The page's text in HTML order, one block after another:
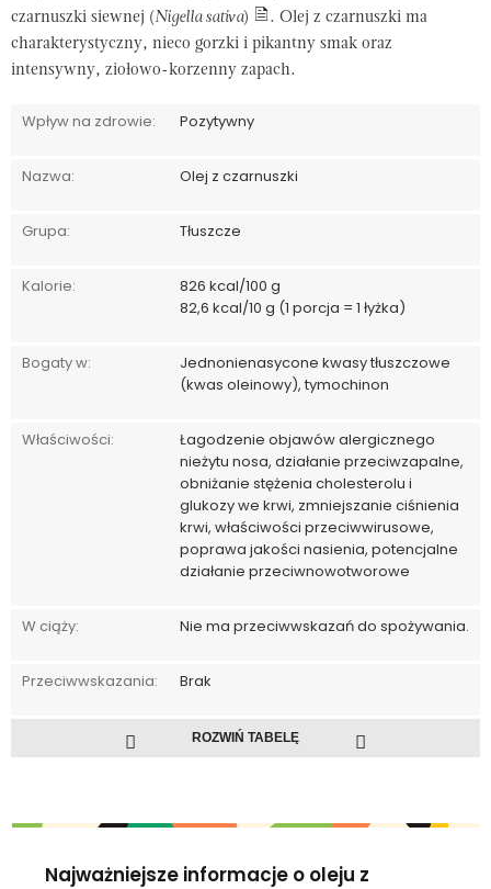
czarnuszki siewnej (Nigella sativa)
. Olej z czarnuszki ma
charakterystyczny, nieco gorzki i pikantny smak oraz
intensywny, ziołowo-korzenny zapach.
Wpływ na zdrowie: Pozytywny
Nazwa: Olej z czarnuszki
Grupa: Tłuszcze
Kalorie:
826 kcal/100 g
82,6 kcal/10 g (1 porcja = 1 łyżka)
Bogaty w:
Jednonienasycone kwasy tłuszczowe
(kwas oleinowy), tymochinon
Właściwości:
Łagodzenie objawów alergicznego
nieżytu nosa, działanie przeciwzapalne,
obniżanie stężenia cholesterolu i
glukozy we krwi, zmniejszanie ciśnienia
krwi, właściwości przeciwwirusowe,
poprawa jakości nasienia, potencjalne
działanie przeciwnowotworowe
W ciąży: Nie ma przeciwwskazań do spożywania.
Przeciwwskazania: Brak
ROZWIŃ TABELĘ
Najważniejsze informacje o oleju z